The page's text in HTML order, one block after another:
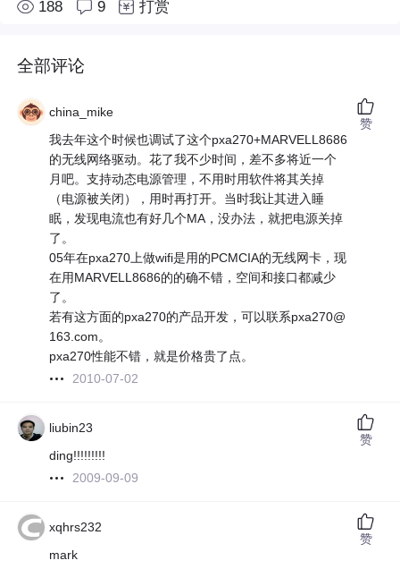
188 9 打赏
全部评论
china_mike
我去年这个时候也调试了这个pxa270+MARVELL8686
的无线网络驱动。花了我不少时间，差不多将近一个
月吧。支持动态电源管理，不用时用软件将其关掉
（电源被关闭），用时再打开。当时我让其进入睡
眠，发现电流也有好几个MA，没办法，就把电源关掉
了。
05年在pxa270上做wifi是用的PCMCIA的无线网卡，现
在用MARVELL8686的的确不错，空间和接口都减少
了。
若有这方面的pxa270的产品开发，可以联系pxa270@
163.com。
pxa270性能不错，就是价格贵了点。
2010-07-02
赞
liubin23
ding!!!!!!!!!
2009-09-09
赞
xqhrs232
mark
赞